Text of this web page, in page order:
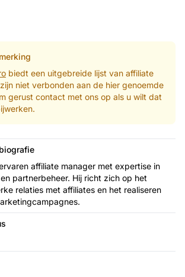
biedt een uitgebreide lijst van affiliate
niet verbonden aan de hier genoemde
gerust contact met ons op als u wilt dat
affiliate manager met expertise in
partnerbeheer. Hij richt zich op het
relaties met affiliates en het realiseren